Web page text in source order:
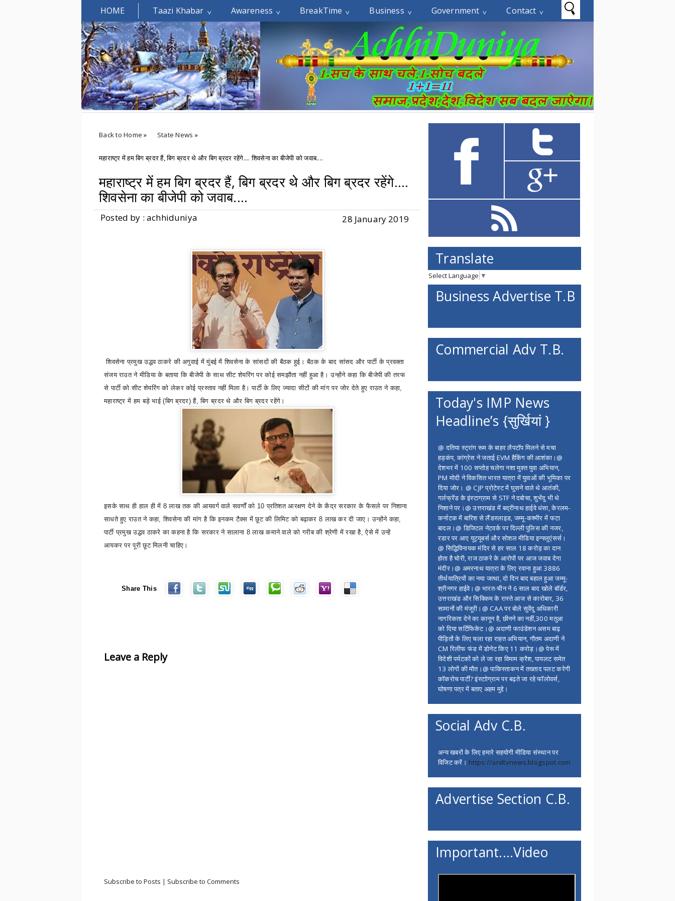
HOME Taazi Khabar Awareness BreakTime Business Government Contact
Welcomes You.....
Back to Home » State News »
महाराष्ट्र में हम बिग ब्रदर हैं, बिग ब्रदर थे और बिग ब्रदर रहेंगे.... शिवसेना का बीजेपी को जवाब....
महाराष्ट्र में हम बिग ब्रदर हैं, बिग ब्रदर थे और बिग ब्रदर रहेंगे....
शिवसेना का बीजेपी को जवाब....
Posted by : achhiduniya 28 January 2019
शिवसेना प्रमुख उद्धव ठाकरे की अगुवाई में मुंबई में शिवसेना के सांसदों की बैठक हुई। बैठक के बाद सांसद और पार्टी के प्रवक्ता
संजय राउत ने मीडिया के बताया कि बीजेपी के साथ सीट शेयरिंग पर कोई समझौता नहीं हुआ है। उन्होंने कहा कि बीजेपी की तरफ
से पार्टी को सीट शेयरिंग को लेकर कोई प्रस्ताव नहीं मिला है। पार्टी के लिए ज्यादा सीटों की मांग पर जोर देते हुए राउत ने कहा,
महाराष्ट्र में हम बड़े भाई (बिग ब्रदर) हैं,बिग ब्रदर थे और बिग ब्रदर रहेंगे।
इसके साथ ही हाल ही में 8 लाख तक की आयवर्ग वाले सवर्णों को 10 प्रतिशत आरक्षण देने के केंद्र सरकार के फैसले पर निशाना
साधते हुए राउत ने कहा,शिवसेना की मांग है कि इनकम टैक्स में छूट की लिमिट को बढ़ाकर 8 लाख कर दी जाए। उन्होंने कहा,
पार्टी प्रमुख उद्धव ठाकरे का कहना है कि सरकार ने सालाना 8 लाख कमाने वाले को गरीब की श्रेणी में रखा है,ऐसे में उन्हें
आयकर पर पूरी छूट मिलनी चाहिए।
Share This
Leave a Reply
Subscribe to Posts | Subscribe to Comments
Translate
Select Language ▼
Business Advertise T.B
Commercial Adv T.B.
Today's IMP News
Headline’s {सुर्खियां }
@ दतिया स्ट्रांग रूम के बाहर लैपटॉप मिलने से मचा
हड़कंप, कांग्रेस ने जताई EVM हैकिंग की आशंका।@
देशभर में 100 सप्ताेह चलेगा नशा मुक्त युवा अभियान,
PM मोदी ने विकसित भारत यात्रा में युवाओं की भूमिका पर
दिया जोर। @ CJP प्रोटेस्ट में घुसने वाले थे आतंकी,
गर्लफ्रेंड के इंस्टाग्राम से STF ने दबोचा, शुभेंदु भी थे
निशाने पर।@ उत्तराखंड में बद्रीनाथ हाईवे धंसा, केरलम-
कर्नाटक में बारिश से लैंडस्लाइड, जम्मू-कश्मीर में फटा
बादल।@ डिजिटल नेटवर्क पर दिल्ली पुलिस की नजर,
रडार पर आए यूट्यूबर्स और सोशल मीडिया इन्फ्लुएंसर्स।
@ सिद्धिविनायक मंदिर से हर साल 18 करोड़ का दान
होता है चोरी, राज ठाकरे के आरोपों पर आज जवाब देगा
मंदीर।@ अमरनाथ यात्रा के लिए रवाना हुआ 3886
तीर्थयात्रियों का नया जत्था, दो दिन बाद बहाल हुआ जम्मू-
श्रीनगर हाईवे।@ भारत-चीन ने 6 साल बाद खोले बॉर्डर,
उत्तराखंड और सिक्किम के रास्ते आज से कारोबार, 36
सामानों की मंजूरी।@ CAA पर बोले सुवेंदु अधिकारी
नागरिकता देने का कानून है, छीनने का नहीं,300 मतुआ
को दिया सर्टिफिकेट।@ अदाणी फाउंडेशन असम बाढ़
पीड़ितों के लिए चला रहा राहत अभियान, गौतम अदाणी ने
CM रिलीफ फंड में डोनेट किए 11 करोड़।@ पेरू में
विदेशी पर्यटकों को ले जा रहा विमाम क्रैश, पायलट समेत
13 लोगों की मौत।@ पाकिस्ताकन में तख्ताद पलट करेगी
कॉकरोच पार्टी? इंस्टाोग्राम पर बढ़ते जा रहे फॉलोवर्स,
घोषणा पत्र में बताए अहम मुद्दे।
Social Adv C.B.
अन्य खबरों के लिए हमारे सहयोगी मीडिया संस्थान पर
विजिट करें। https://aniltvnews.blogspot.com
Advertise Section C.B.
Important....Video